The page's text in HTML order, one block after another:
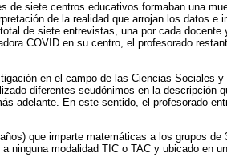
de siete centros educativos formaban una
de la realidad que arrojan los datos e
de siete entrevistas, una por cada docente
COVID en su centro, el profesorado
en el campo de las Ciencias Sociales
diferentes seudónimos en la descripción
adelante. En este sentido, el profesorado
que imparte matemáticas a los grupos de
ninguna modalidad TIC o TAC y ubicado en